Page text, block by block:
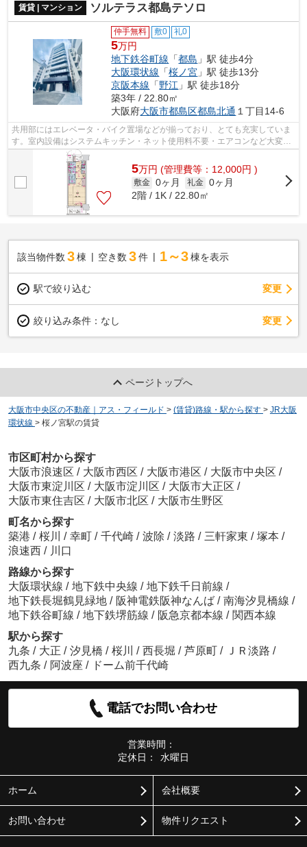
賃貸 | マンション ソルテラス都島テソロ
仲手無料 敷0 礼0
5万円
地下鉄谷町線 「都島 」駅 徒歩4分
大阪環状線 「桜ノ宮 」駅 徒歩13分
京阪本線 「野江 」駅 徒歩18分
築3年 / 22.80㎡
大阪府大阪市都島区都島北通 １丁目14-6
共用部にはエレベータ・バイク置場などが揃っており、とても充実していま
す。室内設備はシステムキッチン・ネット使用料不要・エアコンなど大変充
実。通風良好で常に新鮮な空気を送り...
5万円 (管理費等：12,000円 )
敷金 0ヶ月 礼金 0ヶ月
2階 / 1K / 22.80㎡
該当物件数 3棟 空き数 3 件 1～3 棟を表示
駅で絞り込む 変更
絞り込み条件： なし 変更
ページトップへ
大阪市中央区の不動産｜アス・フィールド > (賃貸)路線・駅から探す > JR大阪
環状線 > 桜ノ宮駅の賃貸
市区町村から探す
大阪市浪速区 / 大阪市西区 / 大阪市港区 / 大阪市中央区 /
大阪市東淀川区 / 大阪市淀川区 / 大阪市大正区 /
大阪市東住吉区 / 大阪市北区 / 大阪市生野区
町名から探す
築港 / 桜川 / 幸町 / 千代崎 / 波除 / 淡路 / 三軒家東 / 塚本 /
浪速西 / 川口
路線から探す
大阪環状線 / 地下鉄中央線 / 地下鉄千日前線 /
地下鉄長堀鶴見緑地 / 阪神電鉄阪神なんば / 南海汐見橋線 /
地下鉄谷町線 / 地下鉄堺筋線 / 阪急京都本線 / 関西本線
駅から探す
九条 / 大正 / 汐見橋 / 桜川 / 西長堀 / 芦原町 / ＪＲ淡路 /
西九条 / 阿波座 / ドーム前千代崎
電話でお問い合わせ
営業時間：
定休日：
水曜日
ホーム 会社概要
お問い合わせ 物件リクエスト